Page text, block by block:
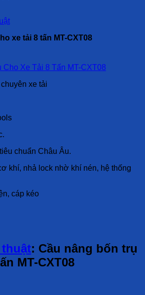
xe tải 8 tấn MT-CXT08
xe tải
chuẩn Châu Âu.
khí, nhả lock nhờ khí nén, hệ thống
cáp kéo
: Cầu nâng bốn trụ
MT-CXT08